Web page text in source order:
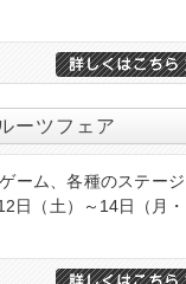
ーツフェア
ーム、各種のステージ
日（土）～14日（月・